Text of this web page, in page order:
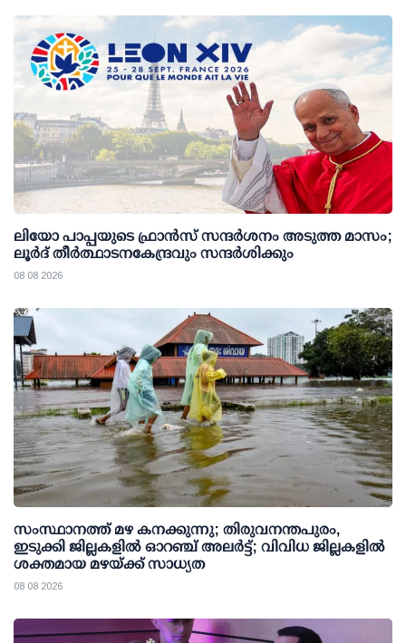
ലിയോ പാപ്പയുടെ ഫ്രാൻസ് സന്ദർശനം അടുത്ത മാസം;
ലൂർദ് തീർത്ഥാടനകേന്ദ്രവും സന്ദർശിക്കും
08 08 2026
സംസ്ഥാനത്ത് മഴ കനക്കുന്നു; തിരുവനന്തപുരം,
ഇടുക്കി ജില്ലകളിൽ ഓറഞ്ച് അലർട്ട്; വിവിധ ജില്ലകളിൽ
ശക്തമായ മഴയ്ക്ക് സാധ്യത
08 08 2026